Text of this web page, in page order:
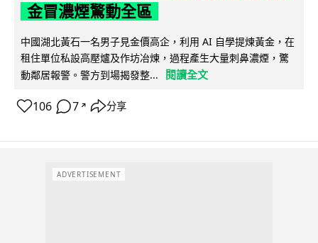
金冒濃煙驚動全區
中國湖北黃石一名男子見金價高企，利用 AI 自學提煉黃金，在
租住單位私設高壓爐及作坊冶煉，過程產生大量刺鼻濃煙，驚
動鄰居報警。警方到場揭發整...
閱讀全文
106 7 ↗ 分享
ADVERTISEMENT